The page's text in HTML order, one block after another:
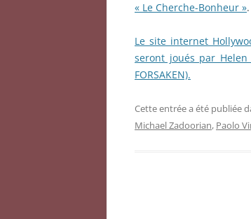
« Le Cherche-Bonheur ».
Le site internet
seront joués par Helen
FORSAKEN).
Cette entrée a été publiée
Michael Zadoorian, Paolo